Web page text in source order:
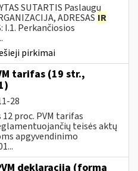
SUTARTIS Paslaugų
ADRESAS IR
I.1. Perkančiosios
pirkimai
tarifas (19 str.,
28
proc. PVM tarifas
teisės aktų
apgyvendinimo
deklaracija (forma